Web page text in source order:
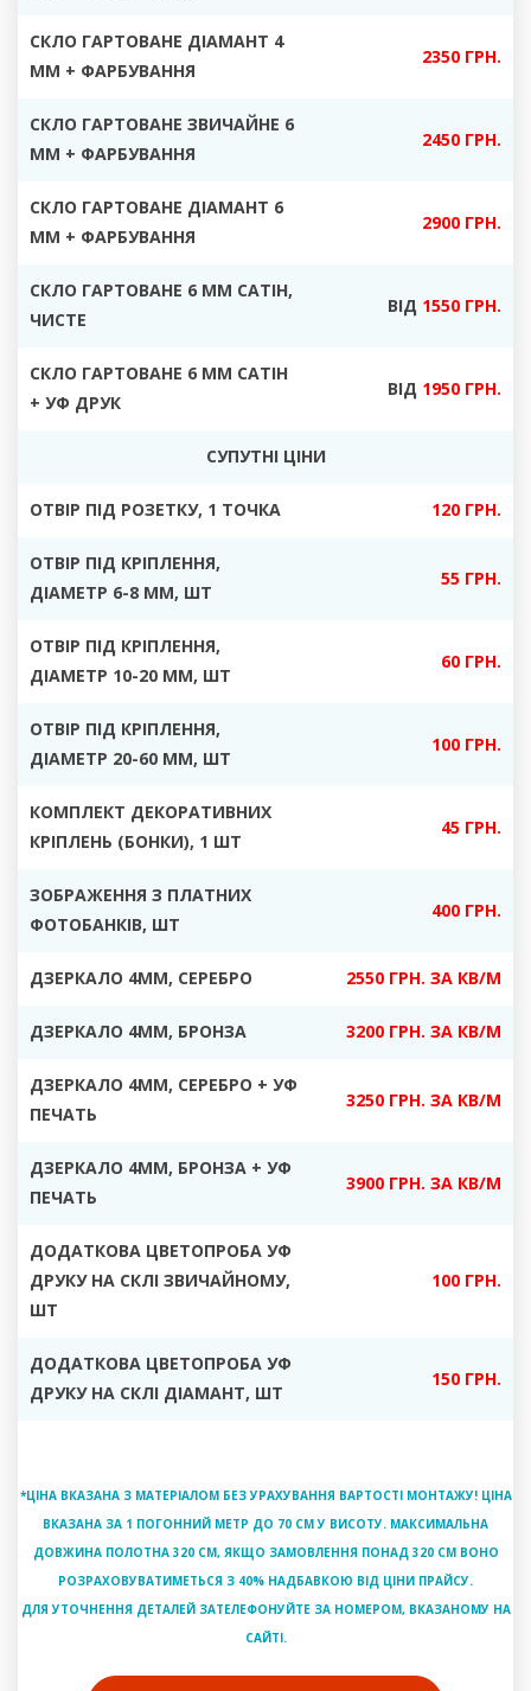
СКЛО ГАРТОВАНЕ ДІАМАНТ 4
ММ + ФАРБУВАННЯ
2350 ГРН.
СКЛО ГАРТОВАНЕ ЗВИЧАЙНЕ 6
ММ + ФАРБУВАННЯ
2450 ГРН.
СКЛО ГАРТОВАНЕ ДІАМАНТ 6
ММ + ФАРБУВАННЯ
2900 ГРН.
СКЛО ГАРТОВАНЕ 6 ММ САТІН,
ЧИСТЕ
ВІД 1550 ГРН.
СКЛО ГАРТОВАНЕ 6 ММ САТІН
+ УФ ДРУК
ВІД 1950 ГРН.
СУПУТНІ ЦІНИ
ОТВІР ПІД РОЗЕТКУ, 1 ТОЧКА 120 ГРН.
ОТВІР ПІД КРІПЛЕННЯ,
ДІАМЕТР 6-8 ММ, ШТ
55 ГРН.
ОТВІР ПІД КРІПЛЕННЯ,
ДІАМЕТР 10-20 ММ, ШТ
60 ГРН.
ОТВІР ПІД КРІПЛЕННЯ,
ДІАМЕТР 20-60 ММ, ШТ
100 ГРН.
КОМПЛЕКТ ДЕКОРАТИВНИХ
КРІПЛЕНЬ (БОНКИ), 1 ШТ
45 ГРН.
ЗОБРАЖЕННЯ З ПЛАТНИХ
ФОТОБАНКІВ, ШТ
400 ГРН.
ДЗЕРКАЛО 4ММ, СЕРЕБРО 2550 ГРН. ЗА КВ/М
ДЗЕРКАЛО 4ММ, БРОНЗА 3200 ГРН. ЗА КВ/М
ДЗЕРКАЛО 4ММ, СЕРЕБРО + УФ
ПЕЧАТЬ
3250 ГРН. ЗА КВ/М
ДЗЕРКАЛО 4ММ, БРОНЗА + УФ
ПЕЧАТЬ
3900 ГРН. ЗА КВ/М
ДОДАТКОВА ЦВЕТОПРОБА УФ
ДРУКУ НА СКЛІ ЗВИЧАЙНОМУ,
ШТ
100 ГРН.
ДОДАТКОВА ЦВЕТОПРОБА УФ
ДРУКУ НА СКЛІ ДІАМАНТ, ШТ
150 ГРН.
*ЦІНА ВКАЗАНА З МАТЕРІАЛОМ БЕЗ УРАХУВАННЯ ВАРТОСТІ МОНТАЖУ! ЦІНА
ВКАЗАНА ЗА 1 ПОГОННИЙ МЕТР ДО 70 СМ У ВИСОТУ. МАКСИМАЛЬНА
ДОВЖИНА ПОЛОТНА 320 СМ, ЯКЩО ЗАМОВЛЕННЯ ПОНАД 320 СМ ВОНО
РОЗРАХОВУВАТИМЕТЬСЯ З 40% НАДБАВКОЮ ВІД ЦІНИ ПРАЙСУ.
ДЛЯ УТОЧНЕННЯ ДЕТАЛЕЙ ЗАТЕЛЕФОНУЙТЕ ЗА НОМЕРОМ, ВКАЗАНОМУ НА
САЙТІ.